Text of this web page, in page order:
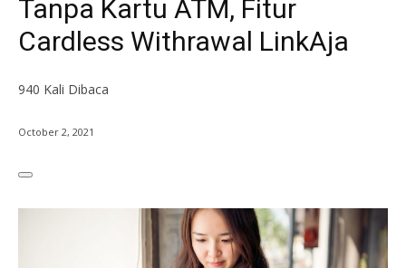
Tanpa Kartu ATM, Fitur
Cardless Withrawal LinkAja
940 Kali Dibaca
October 2, 2021